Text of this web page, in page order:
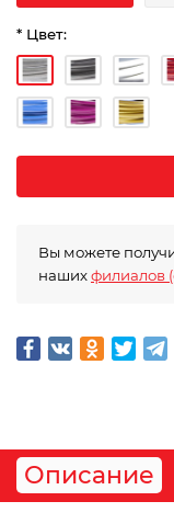
* Цвет:
Вы можете
нашихфилиалов
Описание